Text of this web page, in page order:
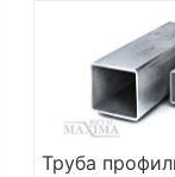
Труба